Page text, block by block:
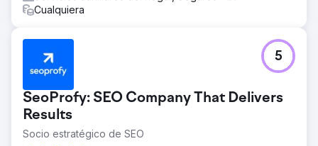
Cualquiera
SeoProfy: SEO Company That Delivers
Results
Socio estratégico de SEO
5